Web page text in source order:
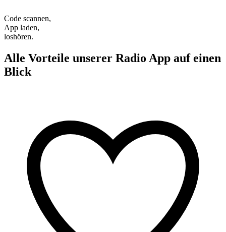
Code scannen,
App laden,
loshören.
Alle Vorteile unserer Radio App auf einen
Blick